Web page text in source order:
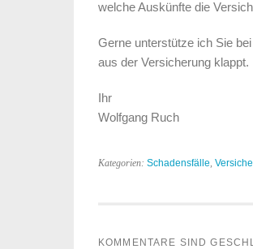
welche Auskünfte die
Gerne unterstütze ich Sie
aus der Versicherung klappt.
Ihr
Wolfgang Ruch
Kategorien: Schadensfälle,
KOMMENTARE SIND